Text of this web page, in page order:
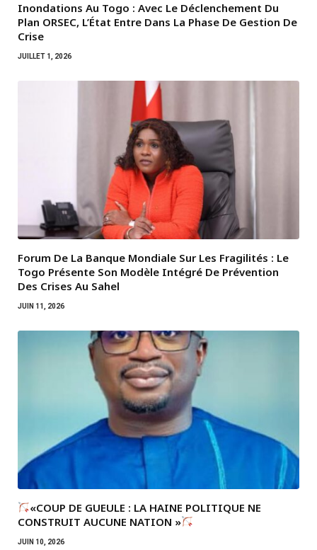
Inondations Au Togo : Avec Le Déclenchement Du
Plan ORSEC, L’État Entre Dans La Phase De Gestion De
Crise
JUILLET 1, 2026
Forum De La Banque Mondiale Sur Les Fragilités : Le
Togo Présente Son Modèle Intégré De Prévention
Des Crises Au Sahel
JUIN 11, 2026
«COUP DE GUEULE : LA HAINE POLITIQUE NE
CONSTRUIT AUCUNE NATION »
JUIN 10, 2026